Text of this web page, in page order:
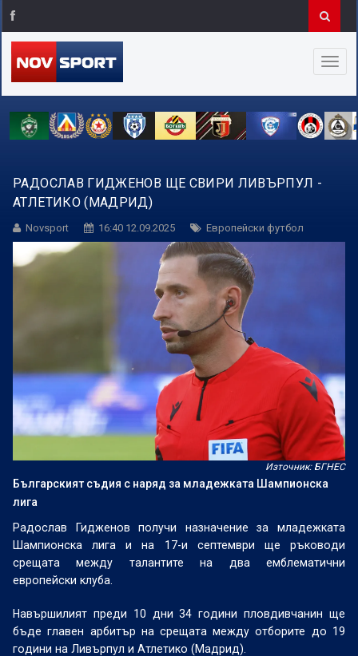
РАДОСЛАВ ГИДЖЕНОВ ЩЕ СВИРИ ЛИВЪРПУЛ -
АТЛЕТИКО (МАДРИД)
Novsport 16:40 12.09.2025 Европейски футбол
Източник: БГНЕС
Българският съдия с наряд за младежката Шампионска
лига
Радослав Гидженов получи назначение за младежката
Шампионска лига и на 17-и септември ще ръководи
срещата между талантите на два емблематични
европейски клуба.
Навършилият преди 10 дни 34 години пловдивчанин ще
бъде главен арбитър на срещата между отборите до 19
години на Ливърпул и Атлетико (Мадрид).